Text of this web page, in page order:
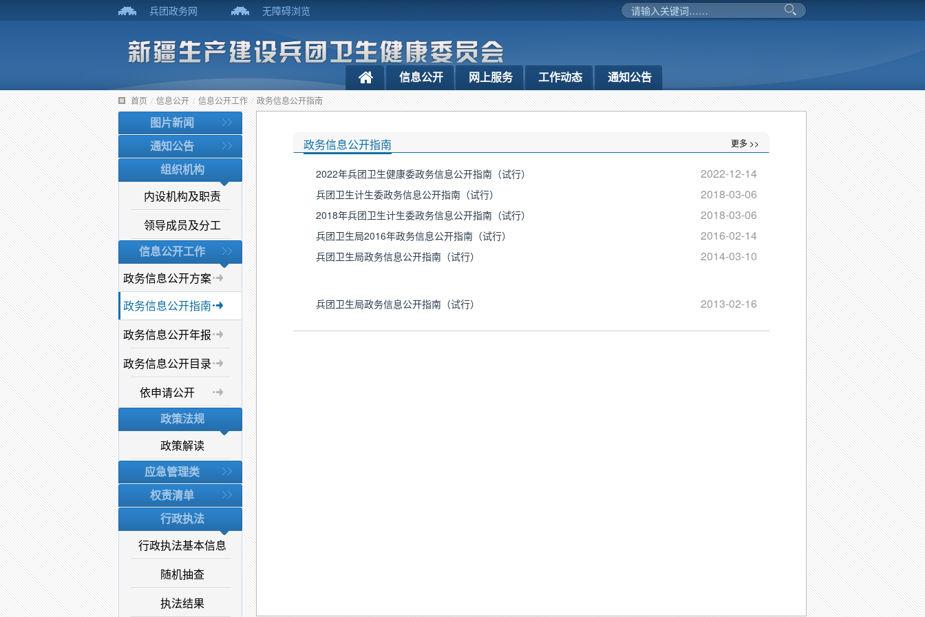
兵团政务网 无障碍浏览
信息公开 网上服务 工作动态 通知公告
首页 / 信息公开 / 信息公开工作 / 政务信息公开指南
图片新闻
通知公告
组织机构
内设机构及职责
领导成员及分工
信息公开工作
政务信息公开方案
政务信息公开指南
政务信息公开年报
政务信息公开目录
依申请公开
政策法规
政策解读
应急管理类
权责清单
行政执法
行政执法基本信息
随机抽查
执法结果
政务信息公开指南 更多 >>
2022年兵团卫生健康委政务信息公开指南（试行） 2022-12-14
兵团卫生计生委政务信息公开指南（试行） 2018-03-06
2018年兵团卫生计生委政务信息公开指南（试行） 2018-03-06
兵团卫生局2016年政务信息公开指南（试行） 2016-02-14
兵团卫生局政务信息公开指南（试行） 2014-03-10
兵团卫生局政务信息公开指南（试行） 2013-02-16